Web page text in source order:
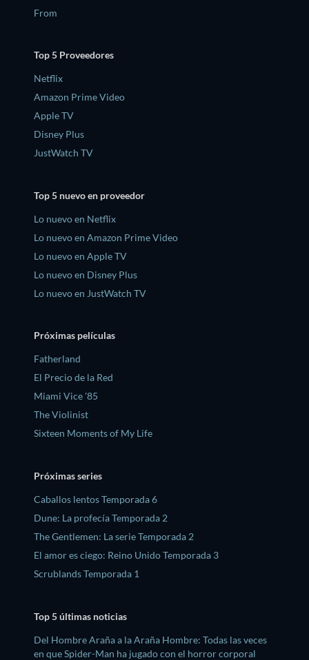
From
Top 5 Proveedores
Netflix
Amazon Prime Video
Apple TV
Disney Plus
JustWatch TV
Top 5 nuevo en proveedor
Lo nuevo en Netflix
Lo nuevo en Amazon Prime Video
Lo nuevo en Apple TV
Lo nuevo en Disney Plus
Lo nuevo en JustWatch TV
Próximas películas
Fatherland
El Precio de la Red
Miami Vice '85
The Violinist
Sixteen Moments of My Life
Próximas series
Caballos lentos Temporada 6
Dune: La profecía Temporada 2
The Gentlemen: La serie Temporada 2
El amor es ciego: Reino Unido Temporada 3
Scrublands Temporada 1
Top 5 últimas noticias
Del Hombre Araña a la Araña Hombre: Todas las veces
en que Spider-Man ha jugado con el horror corporal